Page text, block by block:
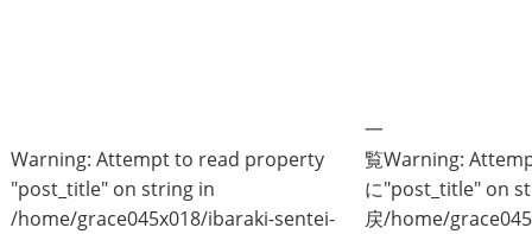
Warning: Attempt to read property
"post_title" on string in
/home/grace045x018/ibaraki-sentei-
一
覧
に
戻
Warning:
"post_title" on
/home/